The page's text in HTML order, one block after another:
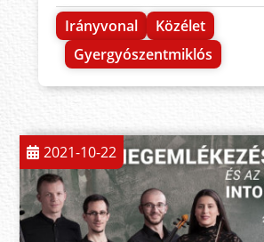
Irányvonal
Közélet
Gyergyószentmiklós
2021-10-22